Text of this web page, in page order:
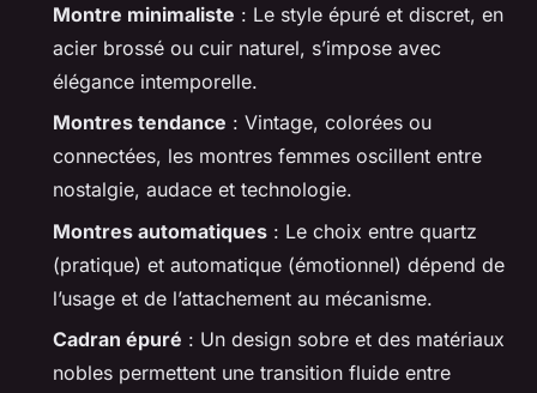
Montre minimaliste : Le style épuré et discret, en
acier brossé ou cuir naturel, s’impose avec
élégance intemporelle.
Montres tendance : Vintage, colorées ou
connectées, les montres femmes oscillent entre
nostalgie, audace et technologie.
Montres automatiques : Le choix entre quartz
(pratique) et automatique (émotionnel) dépend de
l’usage et de l’attachement au mécanisme.
Cadran épuré : Un design sobre et des matériaux
nobles permettent une transition fluide entre